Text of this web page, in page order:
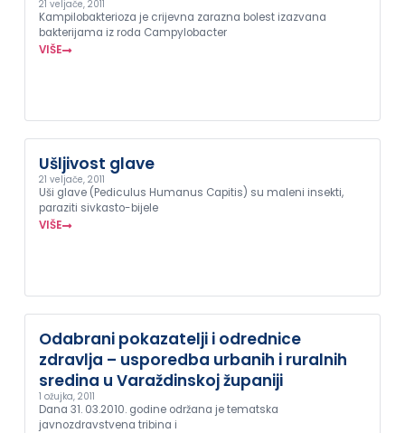
21 veljače, 2011
Kampilobakterioza je crijevna zarazna bolest izazvana
bakterijama iz roda Campylobacter
VIŠE
Ušljivost glave
21 veljače, 2011
Uši glave (Pediculus Humanus Capitis) su maleni insekti,
paraziti sivkasto-bijele
VIŠE
Odabrani pokazatelji i odrednice
zdravlja – usporedba urbanih i ruralnih
sredina u Varaždinskoj županiji
1 ožujka, 2011
Dana 31. 03.2010. godine održana je tematska
javnozdravstvena tribina i